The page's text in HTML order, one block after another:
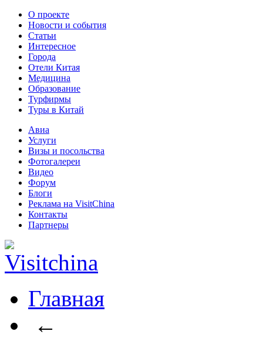
О проекте
Новости и события
Статьи
Интересное
Города
Отели Китая
Медицина
Образование
Турфирмы
Туры в Китай
Авиа
Услуги
Визы и посольства
Фотогалереи
Видео
Форум
Блоги
Реклама на VisitChina
Контакты
Партнеры
Главная
←